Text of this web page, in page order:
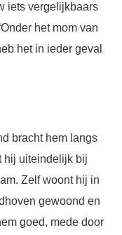
iets vergelijkbaars
het mom van
het in ieder geval
bracht hem langs
hij uiteindelijk bij
Zelf woont hij in
gewoond en
goed, mede door